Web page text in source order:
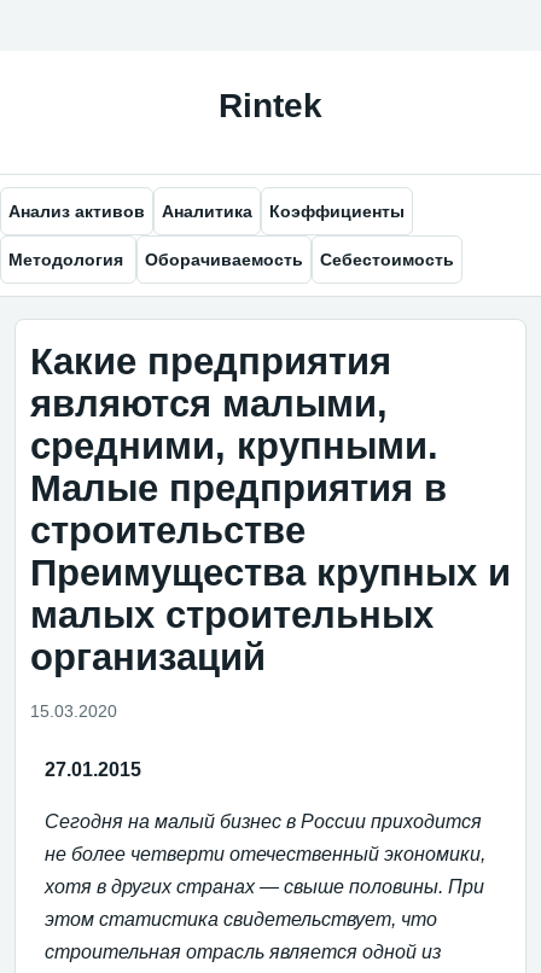
Анализ активов Аналитика Коэффициенты
Методология Оборачиваемость Себестоимость
Какие предприятия
являются малыми,
средними, крупными.
Малые предприятия в
строительстве
Преимущества крупных и
малых строительных
организаций
15.03.2020
27.01.2015
Сегодня на малый бизнес в России приходится
не более четверти отечественный экономики,
хотя в других странах — свыше половины. При
этом статистика свидетельствует, что
строительная отрасль является одной из